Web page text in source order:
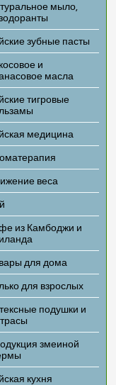
мыло,
зубные пасты
и
масла
тигровые
медицина
веса
из Камбоджи и
для дома
для взрослых
подушки и
змеиной
кухня